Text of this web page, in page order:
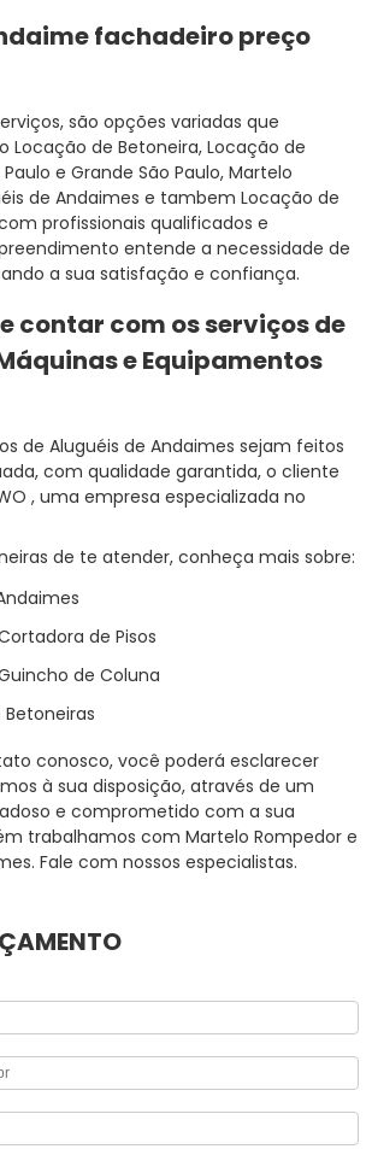
fachadeiro preço
são opções variadas que
Locação de Betoneira, Locação de
e Grande São Paulo, Martelo
de Andaimes e tambem Locação de
profissionais qualificados e
entende a necessidade de
a sua satisfação e confiança.
contar com os serviços de
e Equipamentos
de Aluguéis de Andaimes sejam feitos
com qualidade garantida, o cliente
, uma empresa especializada no
de te atender, conheça mais sobre:
de Pisos
de Coluna
Betoneiras
conosco, você poderá esclarecer
à sua disposição, através de um
e comprometido com a sua
trabalhamos com Martelo Rompedor e
Fale com nossos especialistas.